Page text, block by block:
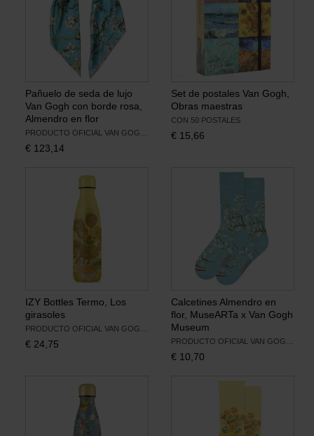
Pañuelo de seda de lujo
Van Gogh con borde rosa,
Almendro en flor
€ 123,14
Set de postales Van Gogh,
Obras maestras
CON 50 POSTALES
€ 15,66
IZY Bottles Termo, Los
girasoles
€ 24,75
Calcetines Almendro en
flor, MuseARTa x Van Gogh
Museum
€ 10,70